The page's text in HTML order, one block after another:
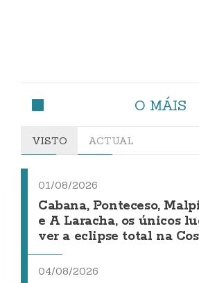
O MÁIS
VISTO ACTUAL
01/08/2026
Cabana, Ponteceso,
e A Laracha, os únicos
ver a eclipse total na
04/08/2026